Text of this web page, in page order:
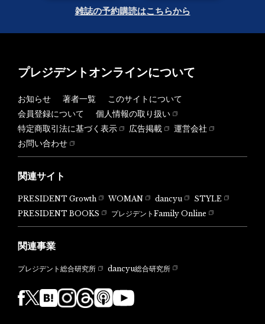
雑誌の予約購読はこちらから
プレジデントオンラインについて
お知らせ 著者一覧
このサイトについて
会員登録について
個人情報の取り扱い
特定商取引法に基づく表示
広告掲載
運営会社
お問い合わせ
関連サイト
PRESIDENT Growth WOMAN dancyu
STYLE
PRESIDENT BOOKS
プレジデントFamily Online
関連事業
プレジデント総合研究所 dancyu総合研究所